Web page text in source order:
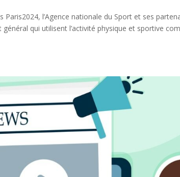
l’Agence nationale du Sport et ses
qui utilisent l’activité physique et sportive